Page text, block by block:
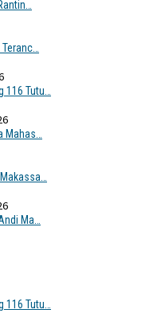
116 Tutu…
Mahas…
Ma…
Tutu…